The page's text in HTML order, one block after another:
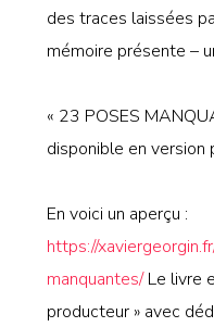
des traces laissées
mémoire présente –
« 23 POSES
disponible en version
En voici un aperçu :
https://
manquantes/Le livre
producteur » avec